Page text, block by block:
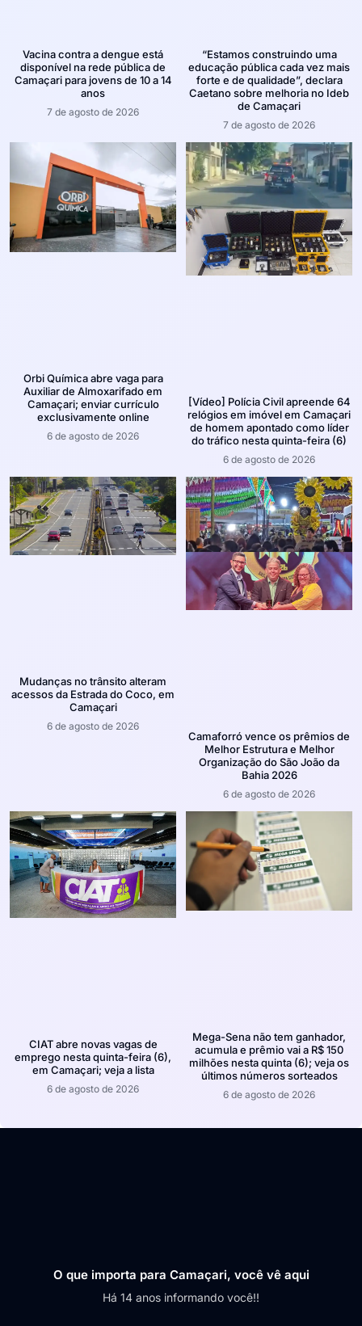
Vacina contra a dengue está
disponível na rede pública de
Camaçari para jovens de 10 a 14
anos
7 de agosto de 2026
“Estamos construindo uma
educação pública cada vez mais
forte e de qualidade”, declara
Caetano sobre melhoria no Ideb
de Camaçari
7 de agosto de 2026
Orbi Química abre vaga para
Auxiliar de Almoxarifado em
Camaçari; enviar currículo
exclusivamente online
6 de agosto de 2026
[Vídeo] Polícia Civil apreende 64
relógios em imóvel em Camaçari
de homem apontado como líder
do tráfico nesta quinta-feira (6)
6 de agosto de 2026
Mudanças no trânsito alteram
acessos da Estrada do Coco, em
Camaçari
6 de agosto de 2026
Camaforró vence os prêmios de
Melhor Estrutura e Melhor
Organização do São João da
Bahia 2026
6 de agosto de 2026
CIAT abre novas vagas de
emprego nesta quinta-feira (6),
em Camaçari; veja a lista
6 de agosto de 2026
Mega-Sena não tem ganhador,
acumula e prêmio vai a R$ 150
milhões nesta quinta (6); veja os
últimos números sorteados
6 de agosto de 2026
O que importa para Camaçari, você vê aqui
Há 14 anos informando você!!